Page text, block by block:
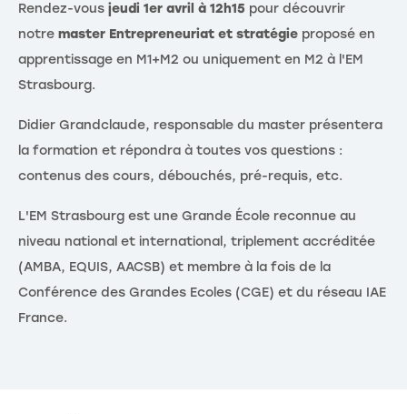
Rendez-vous jeudi 1er avril à 12h15 pour découvrir
notre master Entrepreneuriat et stratégie proposé en
apprentissage en M1+M2 ou uniquement en M2 à l'EM
Strasbourg.
Didier Grandclaude, responsable du master présentera
la formation et répondra à toutes vos questions :
contenus des cours, débouchés, pré-requis, etc.
L'EM Strasbourg est une Grande École reconnue au
niveau national et international, triplement accréditée
(AMBA, EQUIS, AACSB) et membre à la fois de la
Conférence des Grandes Ecoles (CGE) et du réseau IAE
France.